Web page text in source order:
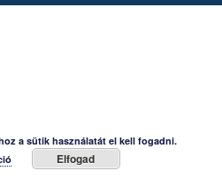
a sütik használatát el kell fogadni.
Elfogad